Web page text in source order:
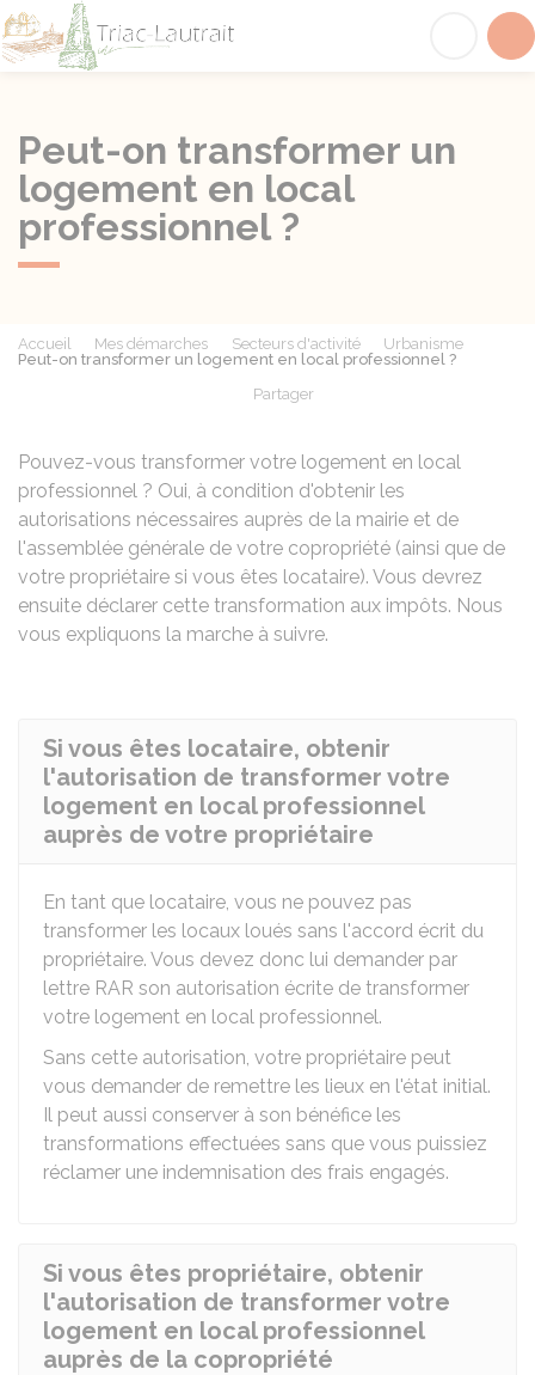
Peut-on transformer un
logement en local
professionnel ?
Accueil Mes démarches Secteurs d'activité
Urbanisme
Peut-on transformer un logement en local professionnel ?
Partager
Pouvez-vous transformer votre logement en local
professionnel ? Oui, à condition d'obtenir les
autorisations nécessaires auprès de la mairie et de
l'assemblée générale de votre copropriété (ainsi que de
votre propriétaire si vous êtes locataire). Vous devrez
ensuite déclarer cette transformation aux impôts. Nous
vous expliquons la marche à suivre.
Si vous êtes locataire, obtenir
l'autorisation de transformer votre
logement en local professionnel
auprès de votre propriétaire
En tant que locataire, vous ne pouvez pas
transformer les locaux loués sans l'accord écrit du
propriétaire. Vous devez donc lui demander par
lettre RAR son autorisation écrite de transformer
votre logement en local professionnel.
Sans cette autorisation, votre propriétaire peut
vous demander de remettre les lieux en l'état initial.
Il peut aussi conserver à son bénéfice les
transformations effectuées sans que vous puissiez
réclamer une indemnisation des frais engagés.
Si vous êtes propriétaire, obtenir
l'autorisation de transformer votre
logement en local professionnel
auprès de la copropriété